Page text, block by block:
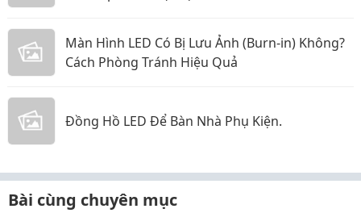
Màn Hình LED Có Bị Lưu Ảnh (Burn-in) Không?
Cách Phòng Tránh Hiệu Quả
Đồng Hồ LED Để Bàn Nhà Phụ Kiện.
Bài cùng chuyên mục